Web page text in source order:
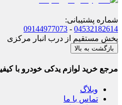
شماره پشتیبانی:
04532182614
-
09144977073
پخش مستقیم از درب انبار مرکزی
بازگشت به بالا
مرجع خرید لوازم یدکی خودرو با
وبلاگ
تماس با ما